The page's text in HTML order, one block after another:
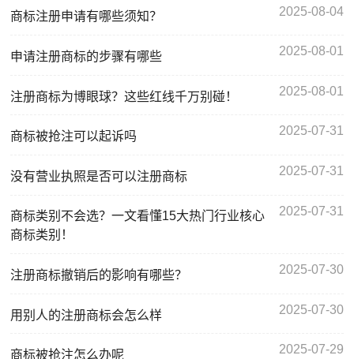
商标注册申请有哪些须知？ 2025-08-04
申请注册商标的步骤有哪些 2025-08-01
注册商标为博眼球？这些红线千万别碰！ 2025-08-01
商标被抢注可以起诉吗 2025-07-31
没有营业执照是否可以注册商标 2025-07-31
商标类别不会选？一文看懂15大热门行业核心
商标类别！
2025-07-31
注册商标撤销后的影响有哪些？ 2025-07-30
用别人的注册商标会怎么样 2025-07-30
商标被抢注怎么办呢 2025-07-29